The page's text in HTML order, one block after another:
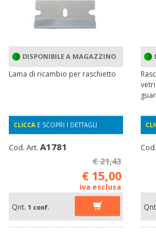
DISPONIBILE A MAGAZZINO
Lama di ricambio per raschietto
CLICCA E SCOPRI I DETTAGLI
Cod. Art. A1781
€ 21,43
€ 15,00
iva esclusa
Qnt. 1 conf.